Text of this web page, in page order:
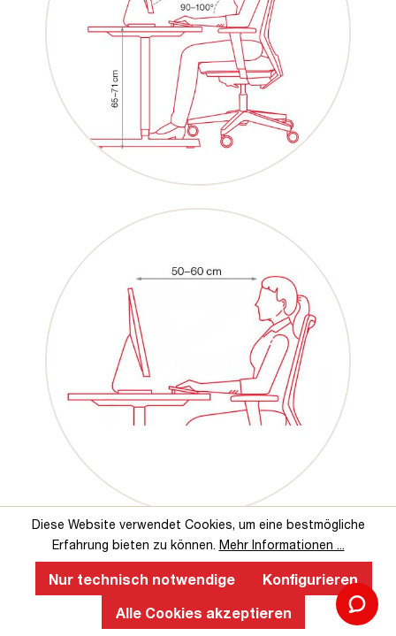
Das sagen unsere Kunden über uns
Diese Website verwendet Cookies, um eine bestmögliche
Erfahrung bieten zu können. Mehr Informationen ...
Nur technisch notwendige
Konfigurieren
Alle Cookies akzeptieren